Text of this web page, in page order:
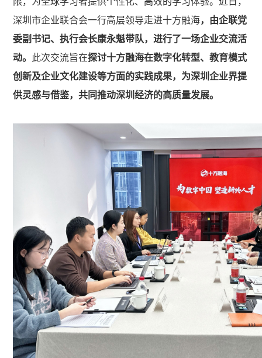
深圳市企业联合会一行高层领导走进十方融海，由企联党
委副书记、执行会长康永魁带队，进行了一场企业交流活
动。 此次交流旨在探讨十方融海在数字化转型、教育模式
创新及企业文化建设等方面的实践成果，为深圳企业界提
供灵感与借鉴，共同推动深圳经济的高质量发展。